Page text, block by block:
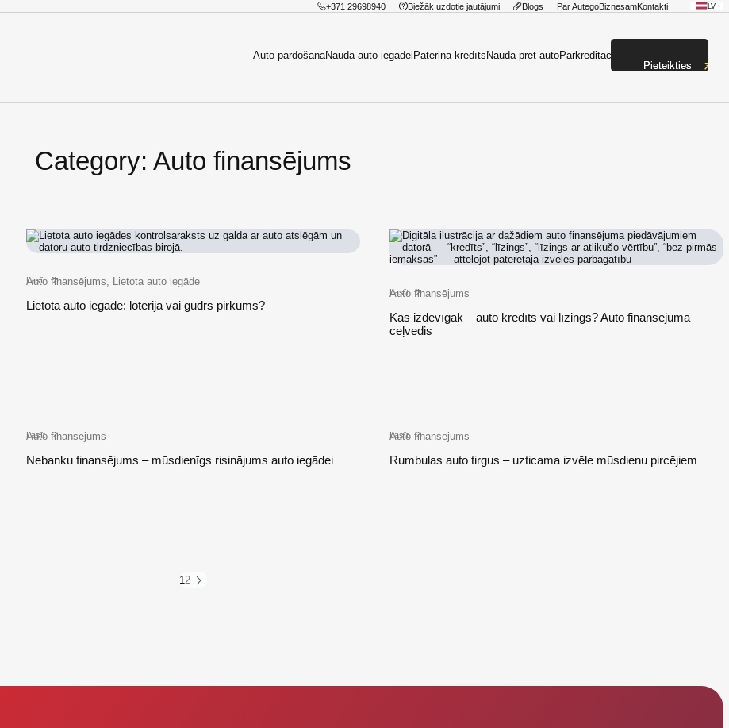
+371 29698940 Biežāk uzdotie jautājumi Blogs Par AutegoBiznesamKontakti LV
Auto pārdošanāNauda auto iegādeiPatēriņa kredītsNauda pret autoPārkreditācija
Category: Auto finansējums
Auto finansējums, Lietota auto iegāde
Lietota auto iegāde: loterija vai gudrs pirkums?
Lasīt
Auto finansējums
Kas izdevīgāk – auto kredīts vai līzings? Auto finansējuma
ceļvedis
Lasīt
Auto finansējums
Nebanku finansējums – mūsdienīgs risinājums auto iegādei
Lasīt Auto finansējums
Rumbulas auto tirgus – uzticama izvēle mūsdienu pircējiem
Lasīt
1 2